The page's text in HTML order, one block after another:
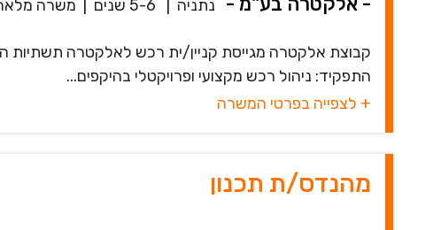
נתניה 5-6 שנים משרה
קבוצת אלקטרה מגייסת קניין/ית רכש לאלקטרה תשתיות
התפקיד: ניהול רכש מקצועי ופרויקטלי בהיקפים...
+ לצפייה בפרטי המשרה
מהנדס/ת תכנון